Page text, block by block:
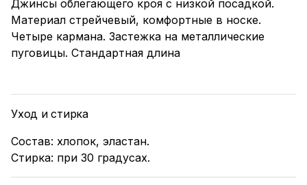
Джинсы облегающего кроя с низкой посадкой.
Материал стрейчевый, комфортные в носке.
Четыре кармана. Застежка на металлические
пуговицы. Стандартная длина
Уход и стирка
Состав: хлопок, эластан.
Стирка: при 30 градусах.